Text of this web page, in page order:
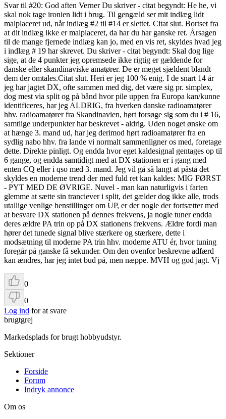
Svar til #20: God aften Verner Du skriver - citat begyndt: He he, vi
skal nok tage ironien lidt i brug. Til gengæld ser mit indlæg lidt
malplaceret ud, når indlæg #2 til #14 er slettet. Citat slut. Bortset fra
at dit indlæg ikke er malplaceret, da har du har ganske ret. Årsagen
til de mange fjernede indlæg kan jo, med en vis ret, skyldes hvad jeg
i indlæg # 19 har skrevet. Du skriver - citat begyndt: Skal dog lige
sige, at de 4 punkter jeg opremsede ikke rigtig er gældende for
danske eller skandinaviske amatører. De er meget sjældent blandt
dem der omtales.Citat slut. Heri er jeg 100 % enig. I de snart 14 år
jeg har jagtet DX, ofte sammen med dig, det være sig pr. simplex,
dog mest via split og på bånd hvor pile uppen fra Europa kan/kunne
identificeres, har jeg ALDRIG, fra hverken danske radioamatører
hhv. radioamatører fra Skandinavien, hørt forsøge sig som du i # 16,
samtlige underpunkter har beskrevet - aldrig. Uden noget ønske om
at hænge 3. mand ud, har jeg derimod hørt radioamatører fra en
sydlig nabo hhv. fra lande vi normalt sammenligner os med, foretage
dette. Direkte pinligt. Og endda hvor eget kaldesignal gentages op til
6 gange, og endda samtidigt med at DX stationen er i gang med
enten CQ eller i qso med 3. mand. Jeg vil gå så langt at påstå det
skyldes en moderne trend der med fuld ret kan kaldes: MIG FØRST
- PYT MED DE ØVRIGE. Nuvel - man kan naturligvis i farten
glemme at sætte sin tranciever i split, det gælder dog ikke alle, trods
utallige venlige henstillinger om UP, er der nogle der fortsætter med
at besvare DX stationen på dennes frekvens, ja nogle tuner endda
deres ældre PA trin op på DX stationens frekvens. Ældre fordi man
hører det tunede signal blive stærkere og stærkere, dette i
modsætning til moderne PA trin hhv. moderne ATU ér, hvor tuning
foregår på ganske få sekunder. Om den ovenfor beskrevne adfærd
kan ændres, har jeg intet bud på, men næppe. MVH og god jagt. Vj
0
0
Log ind for at svare
brugtgrej
Markedsplads for brugt hobbyudstyr.
Sektioner
Forside
Forum
Indryk annonce
Om os